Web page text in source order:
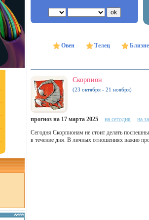
Овен Телец
Скорпион
(23 октября - 21 ноября)
прогноз на 17 марта 2025 на сегодня на
Сегодня Скорпионам не стоит делать
в течение дня. В личных отношениях важно